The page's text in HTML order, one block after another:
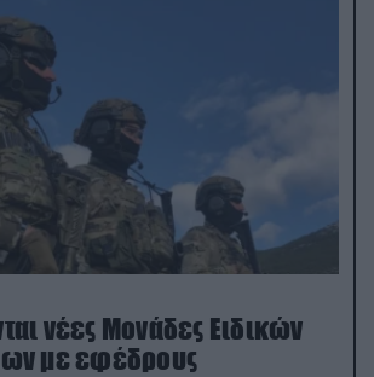
νέες Μονάδες Ειδικών
με εφέδρους